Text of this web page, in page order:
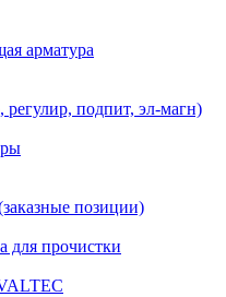
арматура
подпит, эл-магн)
позиции)
для прочистки